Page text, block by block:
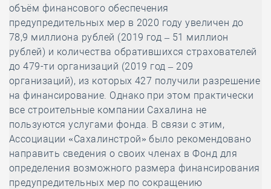
объём финансового обеспечения
предупредительных мер в 2020 году увеличен до
78,9 миллиона рублей (2019 год – 51 миллион
рублей) и количества обратившихся страхователей
до 479-ти организаций (2019 год – 209
организаций), из которых 427 получили разрешение
на финансирование. Однако при этом практически
все строительные компании Сахалина не
пользуются услугами фонда. В связи с этим,
Ассоциации «Сахалинстрой» было рекомендовано
направить сведения о своих членах в Фонд для
определения возможного размера финансирования
предупредительных мер по сокращению